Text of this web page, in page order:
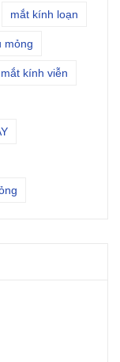
mắt kính loạn
mỏng
mắt kính viễn